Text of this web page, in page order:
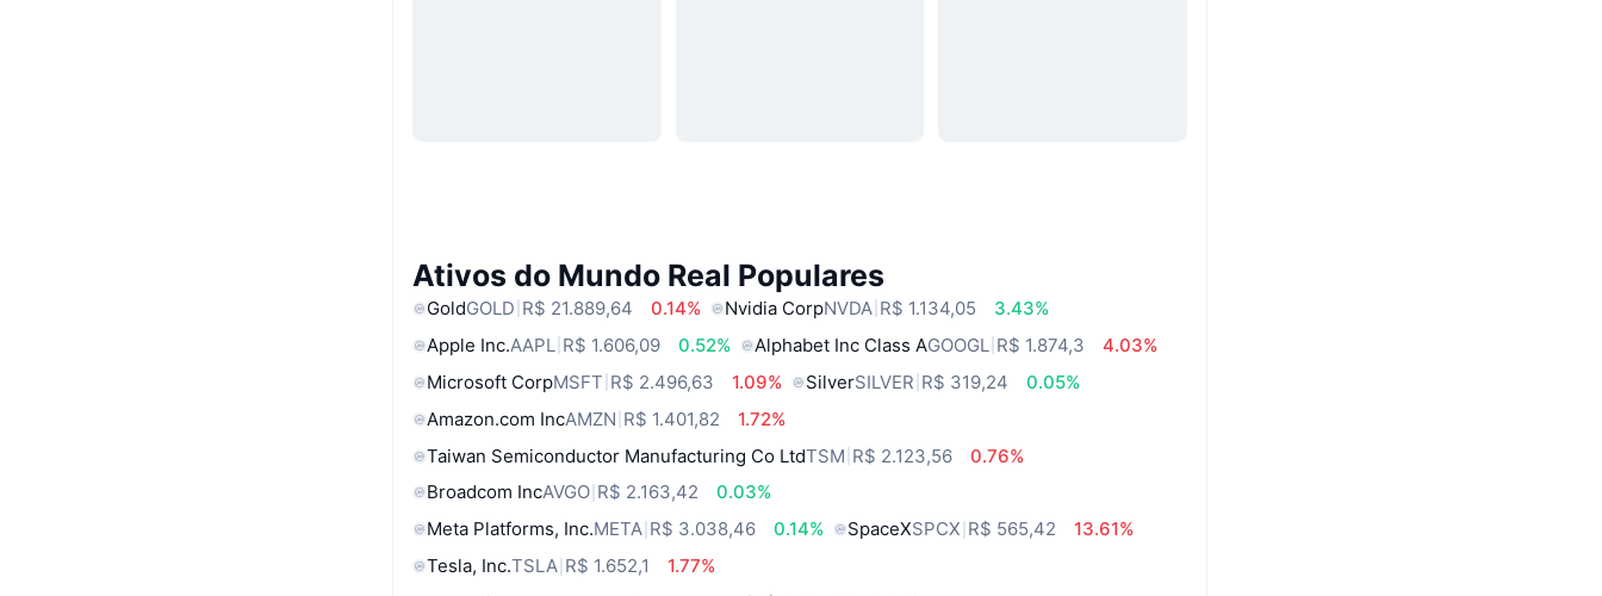
Ativos do Mundo Real Populares
GoldGOLD R$ 21.889,64 0.14% Nvidia CorpNVDA R$ 1.134,05
3.43%
Apple Inc.AAPL R$ 1.606,09 0.52% Alphabet Inc Class AGOOGL R$ 1.874,3
4.03%
Microsoft CorpMSFT R$ 2.496,63 1.09% SilverSILVER R$ 319,24
0.05%
Amazon.com IncAMZN R$ 1.401,82
1.72%
Taiwan Semiconductor Manufacturing Co LtdTSM R$ 2.123,56
0.76%
Broadcom IncAVGO R$ 2.163,42
0.03%
Meta Platforms, Inc.META R$ 3.038,46 0.14% SpaceXSPCX R$ 565,42
13.61%
Tesla, Inc.TSLA R$ 1.652,1
1.77%